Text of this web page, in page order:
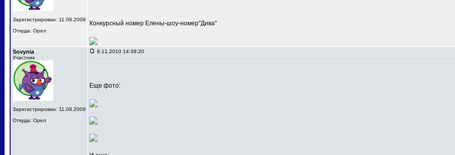
Зарегистрирован: 11.08.2009
Откуда: Орел
Конкурсный номер Елены-шоу-номер"Дива"
Sovynia
Участник
Зарегистрирован: 11.08.2009
Откуда: Орел
9.11.2010 14:39:20
Еще фото: